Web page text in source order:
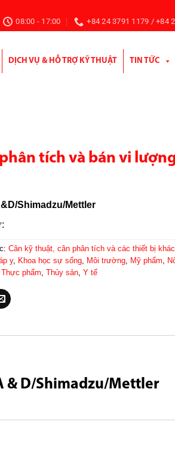
08:00 - 17:00 +84 24 3791 1179 / +84
DỊCH VỤ & HỖ TRỢ KỸ THUẬT TIN TỨC
tích và bán vi
Shimadzu/Mettler
Cân kỹ thuật, cân phân tích và các thiết bị khác
y, Khoa học sự sống Môi trường Mỹ phẩm
,Thực phẩm ,Thủy sản ,Y tế
& D/Shimadzu/Mettler